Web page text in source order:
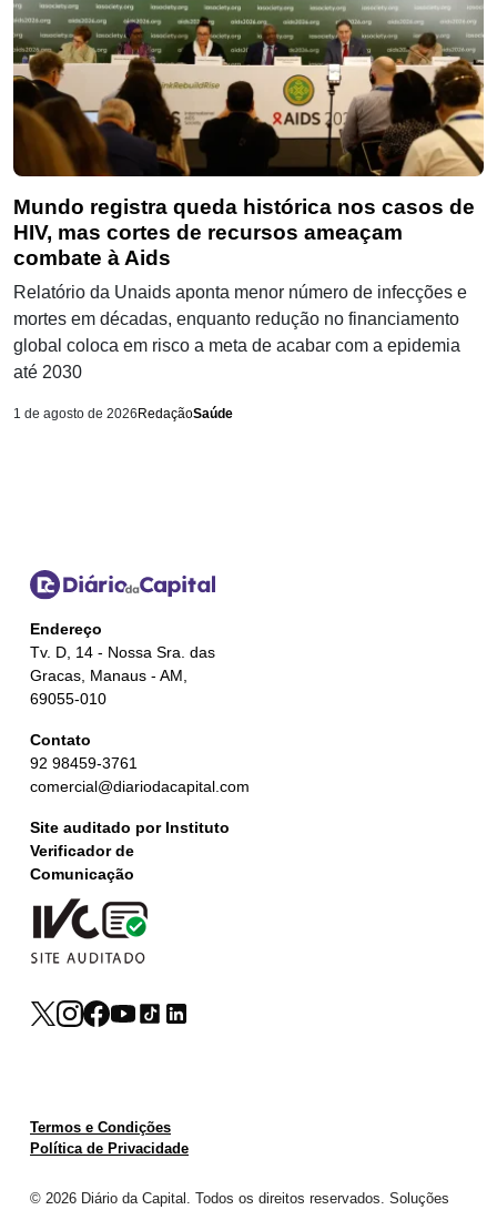
Mundo registra queda histórica nos casos de
HIV, mas cortes de recursos ameaçam
combate à Aids
Relatório da Unaids aponta menor número de infecções e
mortes em décadas, enquanto redução no financiamento
global coloca em risco a meta de acabar com a epidemia
até 2030
1 de agosto de 2026 RedaçãoSaúde
Endereço
Tv. D, 14 - Nossa Sra. das
Gracas, Manaus - AM,
69055-010
Contato
92 98459-3761
comercial@diariodacapital.com
Site auditado por Instituto
Verificador de
Comunicação
© 2026 Diário da Capital. Todos os direitos reservados. Soluções
Termos e Condições
Política de Privacidade